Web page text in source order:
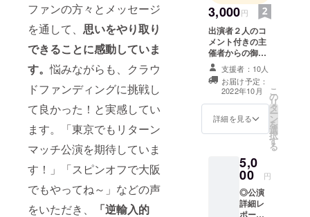
ファンの方々とメッセージ
を通して、 思いをやり取り
できることに感動していま
す。悩みながらも、クラウ
ドファンディングに挑戦し
て良かった！と実感してい
ます。「東京でもリターン
マッチ公演を期待していま
す！」「スピンオフで大阪
でもやってね～」などの声
をいただき、
「逆輸入的
3,000円
出演者２人のコ
メント付きの主
催者からの御礼
メール支援者：10人
お届け予定：
2022年10月
詳細を見る
こ
の
リ
タ
ー
ン
を
選
択
す
る
5,0
00 円
◎公演
詳細レ
ポート